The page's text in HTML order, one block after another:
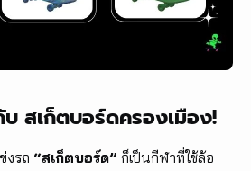
สเก็ตบอร์ดครองเมือง!
งรถ “สเก็ตบอร์ด” ก็เป็นกีฬาที่ใช้ล้อ